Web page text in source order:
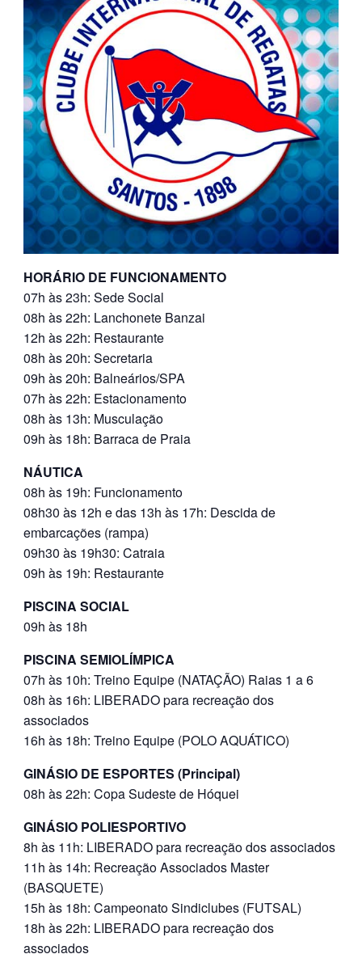
HORÁRIO DE FUNCIONAMENTO
07h às 23h: Sede Social
08h às 22h: Lanchonete Banzai
12h às 22h: Restaurante
08h às 20h: Secretaria
09h às 20h: Balneários/SPA
07h às 22h: Estacionamento
08h às 13h: Musculação
09h às 18h: Barraca de Praia
NÁUTICA
08h às 19h: Funcionamento
08h30 às 12h e das 13h às 17h: Descida de
embarcações (rampa)
09h30 às 19h30: Catraia
09h às 19h: Restaurante
PISCINA SOCIAL
09h às 18h
PISCINA SEMIOLÍMPICA
07h às 10h: Treino Equipe (NATAÇÃO) Raias 1 a 6
08h às 16h: LIBERADO para recreação dos
associados
16h às 18h: Treino Equipe (POLO AQUÁTICO)
GINÁSIO DE ESPORTES (Principal)
08h às 22h: Copa Sudeste de Hóquei
GINÁSIO POLIESPORTIVO
8h às 11h: LIBERADO para recreação dos associados
11h às 14h: Recreação Associados Master
(BASQUETE)
15h às 18h: Campeonato Sindiclubes (FUTSAL)
18h às 22h: LIBERADO para recreação dos
associados